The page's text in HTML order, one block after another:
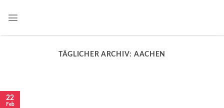
TÄGLICHER ARCHIV: AACHEN
22
Feb